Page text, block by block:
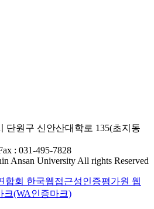
단원구 신안산대학로 135(초지동
: 031-495-7828
Ansan University All rights Reserved